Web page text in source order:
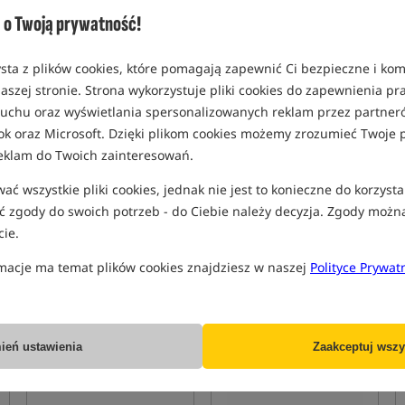
o Twoją prywatność!
z plików cookies, które pomagają zapewnić Ci bezpieczne i
stronie. Strona wykorzystuje pliki cookies do zapewnienia
oraz wyświetlania spersonalizowanych reklam przez
oraz Microsoft. Dzięki plikom cookies możemy zrozumieć Twoje
do Twoich zainteresowań.
wszystkie pliki cookies, jednak nie jest to konieczne do
zgody do swoich potrzeb - do Ciebie należy decyzja. Zgody
ma temat plików cookies znajdziesz w naszej Polityce
ustawienia Zaakceptuj
Matrix Aquos Ultra-C Spare
Tip
74,49PLN
Min. cena z 30 dni przed
obniżką: 74.49
Preston Innovations Supera
X Tip Safe
Min. cena z 30 dni przed
obniżką: 98.99